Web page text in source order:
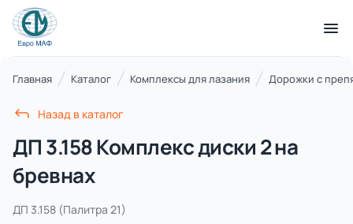
КАТАЛОГ ТОВАРОВ
21 категория
Благоустройство территорий
Главная Каталог Комплексы для лазания Дорожки с
Назад в каталог
ДП 3.158 Комплекс диски 2 на
бревнах
ДП 3.158 (Палитра 21)